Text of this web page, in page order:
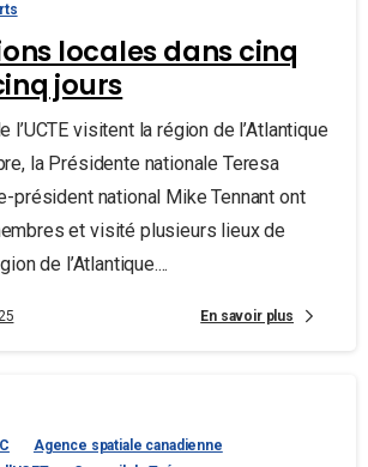
locales dans cinq
jours
l’UCTE visitent la région de l’Atlantique
la Présidente nationale Teresa
président national Mike Tennant ont
et visité plusieurs lieux de
de l’Atlantique....
En savoir plus
Agence spatiale canadienne